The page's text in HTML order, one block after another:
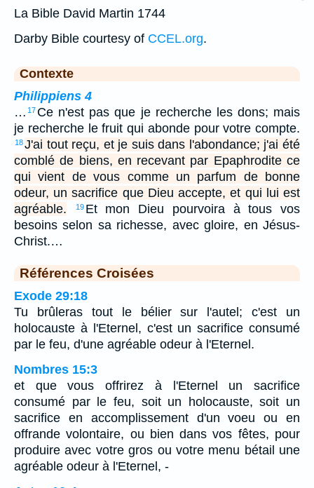
La Bible David Martin 1744
Darby Bible courtesy of CCEL.org.
Contexte
Philippiens 4
… 17 Ce n'est pas que je recherche les dons; mais
je recherche le fruit qui abonde pour votre compte.
18J'ai tout reçu, et je suis dans l'abondance; j'ai été
comblé de biens, en recevant par Epaphrodite ce
qui vient de vous comme un parfum de bonne
odeur, un sacrifice que Dieu accepte, et qui lui est
agréable.
19 Et mon Dieu pourvoira à tous vos
besoins selon sa richesse, avec gloire, en Jésus-
Christ.…
Références Croisées
Exode 29:18
Tu brûleras tout le bélier sur l'autel; c'est un
holocauste à l'Eternel, c'est un sacrifice consumé
par le feu, d'une agréable odeur à l'Eternel.
Nombres 15:3
et que vous offrirez à l'Eternel un sacrifice
consumé par le feu, soit un holocauste, soit un
sacrifice en accomplissement d'un voeu ou en
offrande volontaire, ou bien dans vos fêtes, pour
produire avec votre gros ou votre menu bétail une
agréable odeur à l'Eternel, -